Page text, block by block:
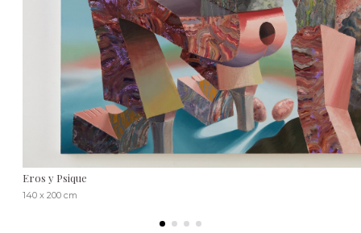
Eros y Psique
140 x 200 cm